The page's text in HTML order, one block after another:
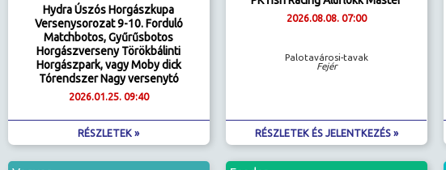
Hydra Úszós Horgászkupa
Versenysorozat 9-10. Forduló
Matchbotos, Gyűrűsbotos
Horgászverseny Törökbálinti
Horgászpark, vagy Moby dick
Tórendszer Nagy versenytó
2026.01.25. 09:40
RÉSZLETEK »
2026.08.08. 07:00
Palotavárosi-tavak
Fejér
RÉSZLETEK ÉS JELENTKEZÉS »